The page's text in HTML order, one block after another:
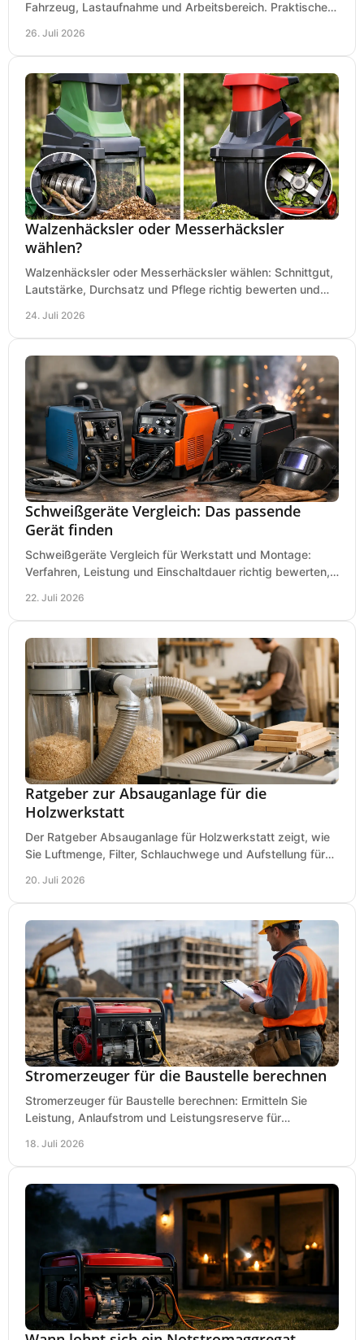
Fahrzeug, Lastaufnahme und Arbeitsbereich. Praktische
26. Juli 2026
Walzenhäcksler oder Messerhäcksler
wählen?
Walzenhäcksler oder Messerhäcksler wählen: Schnittgut,
Lautstärke, Durchsatz und Pflege richtig bewerten und
24. Juli 2026
Schweißgeräte Vergleich: Das passende
Gerät finden
Schweißgeräte Vergleich für Werkstatt und Montage:
Verfahren, Leistung und Einschaltdauer richtig bewerten,
22. Juli 2026
Ratgeber zur Absauganlage für die
Holzwerkstatt
Der Ratgeber Absauganlage für Holzwerkstatt zeigt, wie
Sie Luftmenge, Filter, Schlauchwege und Aufstellung für
20. Juli 2026
Stromerzeuger für die Baustelle berechnen
Stromerzeuger für Baustelle berechnen: Ermitteln Sie
Leistung, Anlaufstrom und Leistungsreserve für
18. Juli 2026